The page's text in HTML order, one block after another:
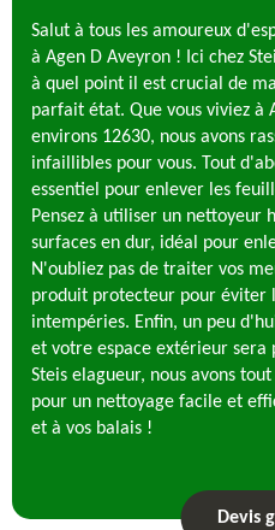
Salut à tous les amoureux
à Agen D Aveyron ! Ici chez
à quel point il est crucial de
parfait état. Que vous viviez à
environs 12630, nous avons
infaillibles pour vous. Tout
essentiel pour enlever les
Pensez à utiliser un nettoyeur
surfaces en dur, idéal pour
N'oubliez pas de traiter vos
produit protecteur pour éviter
intempéries. Enfin, un peu
et votre espace extérieur sera
Steis elagueur, nous avons
pour un nettoyage facile et
et à vos balais !
Devis